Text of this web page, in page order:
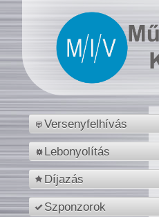
Versenyfelhívás
Lebonyolítás
Díjazás
Szponzorok